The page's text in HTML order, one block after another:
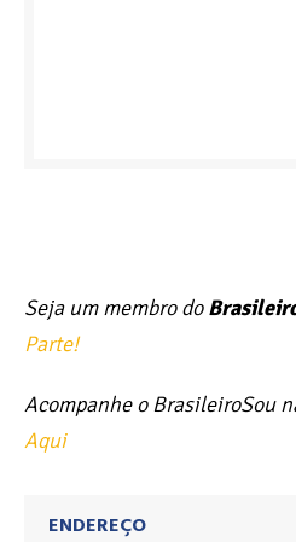
Seja um membro do
Parte!
Acompanhe o BrasileiroSou
Aqui
ENDEREÇO